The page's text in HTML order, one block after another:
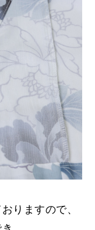
りますので、